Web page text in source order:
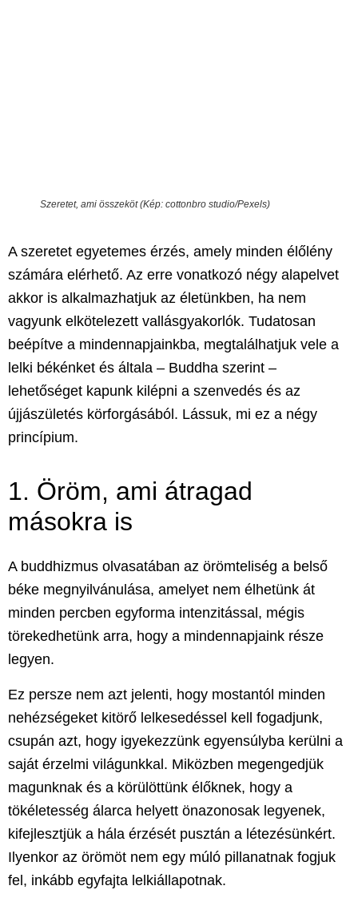
Szeretet, ami összeköt (Kép: cottonbro studio/Pexels)
A szeretet egyetemes érzés, amely minden élőlény
számára elérhető. Az erre vonatkozó négy alapelvet
akkor is alkalmazhatjuk az életünkben, ha nem
vagyunk elkötelezett vallásgyakorlók. Tudatosan
beépítve a mindennapjainkba, megtalálhatjuk vele a
lelki békénket és általa – Buddha szerint –
lehetőséget kapunk kilépni a szenvedés és az
újjászületés körforgásából. Lássuk, mi ez a négy
princípium.
1. Öröm, ami átragad
másokra is
A buddhizmus olvasatában az örömteliség a belső
béke megnyilvánulása, amelyet nem élhetünk át
minden percben egyforma intenzitással, mégis
törekedhetünk arra, hogy a mindennapjaink része
legyen.
Ez persze nem azt jelenti, hogy mostantól minden
nehézségeket kitörő lelkesedéssel kell fogadjunk,
csupán azt, hogy igyekezzünk egyensúlyba kerülni a
saját érzelmi világunkkal. Miközben megengedjük
magunknak és a körülöttünk élőknek, hogy a
tökéletesség álarca helyett önazonosak legyenek,
kifejlesztjük a hála érzését pusztán a létezésünkért.
Ilyenkor az örömöt nem egy múló pillanatnak fogjuk
fel, inkább egyfajta lelkiállapotnak.